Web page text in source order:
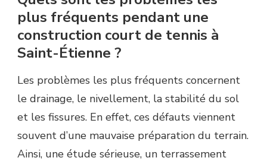
plus fréquents pendant une
construction court de tennis à
Saint-Étienne ?
Les problèmes les plus fréquents concernent
le drainage, le nivellement, la stabilité du sol
et les fissures. En effet, ces défauts viennent
souvent d’une mauvaise préparation du terrain.
Ainsi, une étude sérieuse, un terrassement